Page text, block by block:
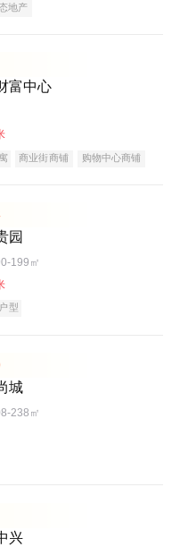
地产
富中心
商业街商铺
购物中心商铺
园
199㎡
型
城
238㎡
兴